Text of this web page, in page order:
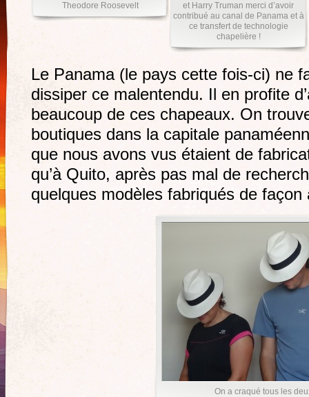
Theodore Roosevelt
et Harry Truman merci d’avoir
contribué au canal de Panama et à
ce transfert de technologie
chapelière !
Le Panama (le pays cette fois-ci) ne
dissiper ce malentendu. Il en profite
beaucoup de ces chapeaux. On
boutiques dans la capitale
que nous avons vus étaient de
qu’à Quito, après pas mal de
quelques modèles fabriqués de façon
On a craqué tous les